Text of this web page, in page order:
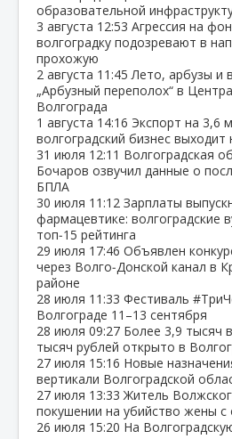
образовательной
3 августа 12:53 Агрессия на
волгоградку подозревают в
прохожую
2 августа 11:45 Лето, арбузы и
„Арбузный переполох“ в
Волгограда
1 августа 14:16 Экспорт на 3,6
волгоградский бизнес
31 июля 12:11 Волгоградская
Бочаров озвучил данные о
БПЛА
30 июля 11:12 Зарплаты
фармацевтике: волгоградские
топ‑15 рейтинга
29 июля 17:46 Объявлен
через Волго‑Донской канал в
районе
28 июля 11:33 Фестиваль
Волгограде 11–13 сентября
28 июля 09:27 Более 3,9 тысяч
тысяч рублей открыто в
27 июля 15:16 Новые
вертикали Волгоградской
27 июля 13:33 Житель
покушении на убийство жены
26 июля 15:20 На